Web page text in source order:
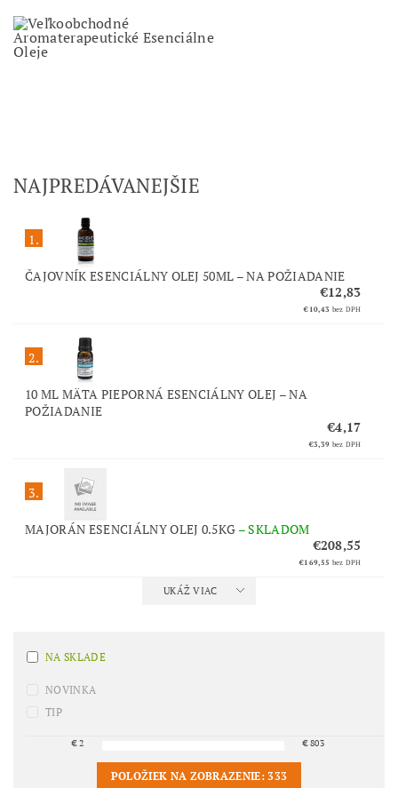
NAJPREDÁVANEJŠIE
1.
ČAJOVNÍK ESENCIÁLNY OLEJ 50ML –NA POŽIADANIE
€12,83
€10,43 bez DPH
2.
10 ML MÄTA PIEPORNÁ ESENCIÁLNY OLEJ –NA
POŽIADANIE
€4,17
€3,39 bez DPH
3.
MAJORÁN ESENCIÁLNY OLEJ 0.5KG –SKLADOM
€208,55
€169,55 bez DPH
UKÁŽ VIAC
NA SKLADE
NOVINKA
TIP
€2 €803
POLOŽIEK NA ZOBRAZENIE:333